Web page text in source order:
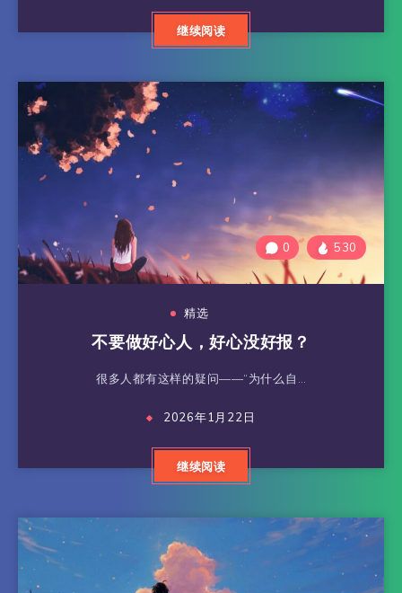
继续阅读
0 530
精选
不要做好心人，好心没好报？
很多人都有这样的疑问——“为什么自…
2026年1月22日
继续阅读